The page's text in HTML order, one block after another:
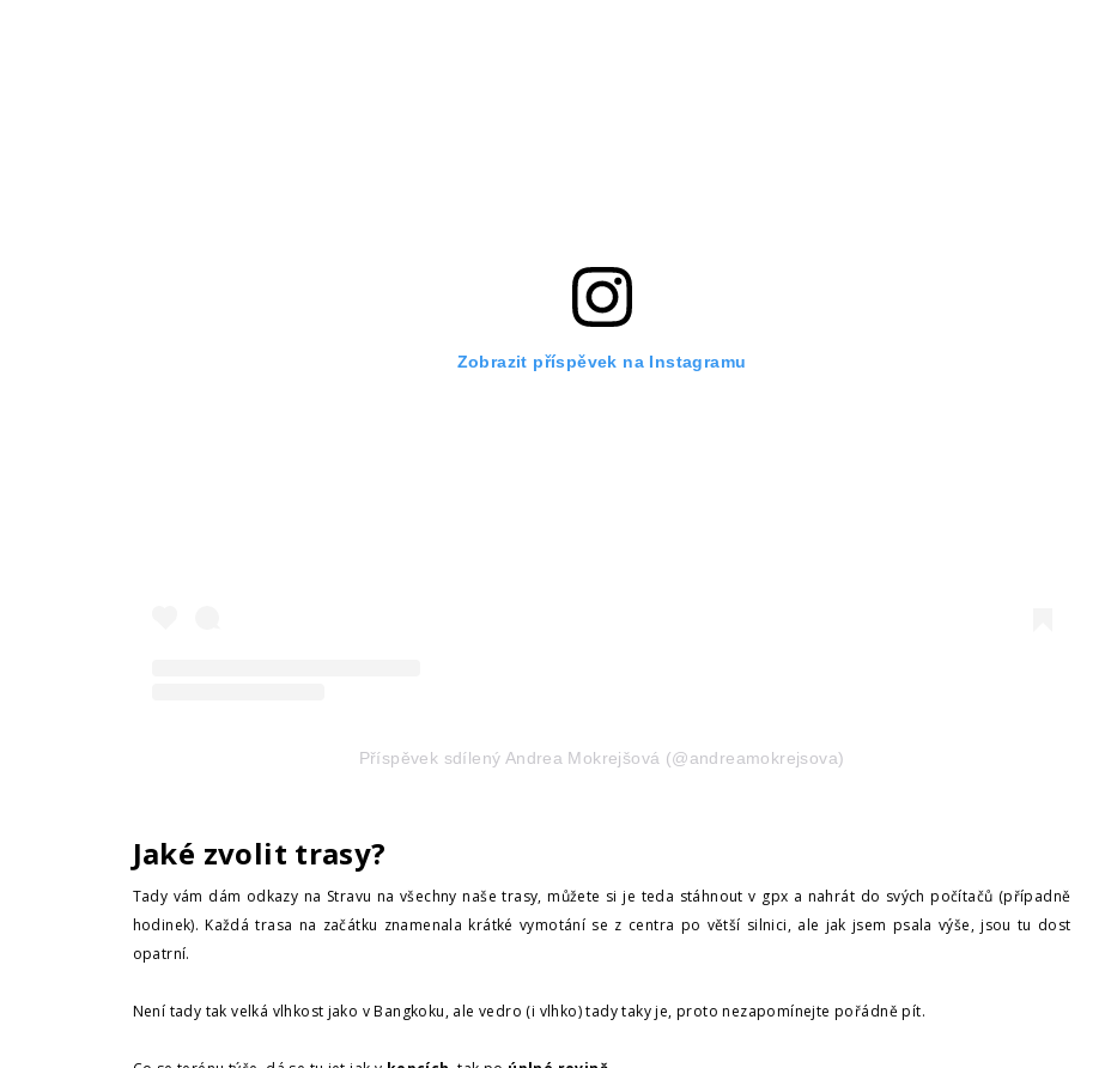
Zobrazit příspěvek na Instagramu
Příspěvek sdílený Andrea Mokrejšová (@andreamokrejsova)
Jaké zvolit trasy?
Tady vám dám odkazy na Stravu na všechny naše trasy, můžete si je teda stáhnout v gpx a nahrát do svých počítačů (případně
hodinek). Každá trasa na začátku znamenala krátké vymotání se z centra po větší silnici, ale jak jsem psala výše, jsou tu dost
opatrní.
Není tady tak velká vlhkost jako v Bangkoku, ale vedro (i vlhko) tady taky je, proto nezapomínejte pořádně pít.